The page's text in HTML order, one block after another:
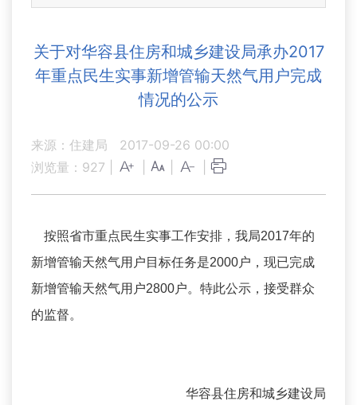
关于对华容县住房和城乡建设局承办2017
年重点民生实事新增管输天然气用户完成
情况的公示
来源：住建局
2017-09-26 00:00
浏览量： 927
按照省市重点民生实事工作安排，我局2017年的
新增管输天然气用户目标任务是2000户，现已完成
新增管输天然气用户2800户。特此公示，接受群众
的监督。
华容县住房和城乡建设局